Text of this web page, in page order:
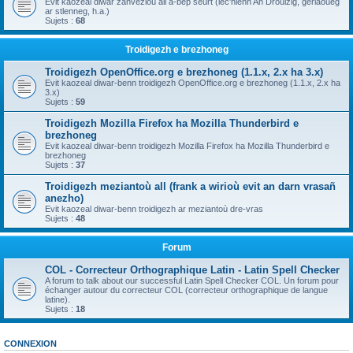
ar stlenneg, h.a.)
Sujets : 68
Troidigezh e brezhoneg
Troidigezh OpenOffice.org e brezhoneg (1.1.x, 2.x ha 3.x)
Evit kaozeal diwar-benn troidigezh OpenOffice.org e brezhoneg (1.1.x, 2.x ha
3.x)
Sujets : 59
Troidigezh Mozilla Firefox ha Mozilla Thunderbird e
brezhoneg
Evit kaozeal diwar-benn troidigezh Mozilla Firefox ha Mozilla Thunderbird e
brezhoneg
Sujets : 37
Troidigezh meziantoù all (frank a wirioù evit an darn vrasañ
anezho)
Evit kaozeal diwar-benn troidigezh ar meziantoù dre-vras
Sujets : 48
Forum
COL - Correcteur Orthographique Latin - Latin Spell Checker
A forum to talk about our successful Latin Spell Checker COL. Un forum pour
échanger autour du correcteur COL (correcteur orthographique de langue
latine).
Sujets : 18
CONNEXION